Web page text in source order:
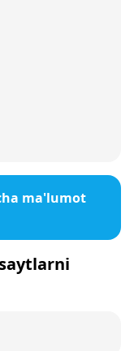
ma'lumot